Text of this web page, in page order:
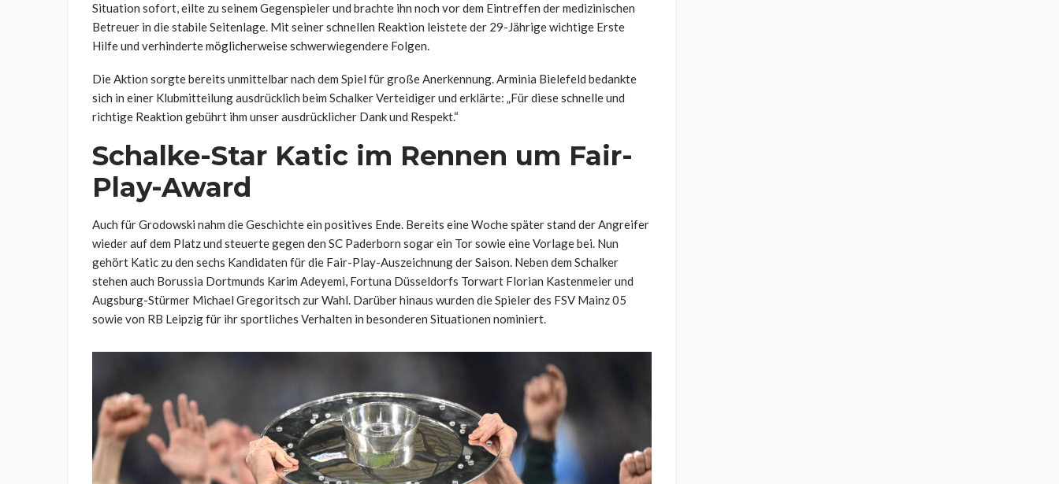
Situation sofort, eilte zu seinem Gegenspieler und brachte ihn noch vor dem Eintreffen der medizinischen
Betreuer in die stabile Seitenlage. Mit seiner schnellen Reaktion leistete der 29-Jährige wichtige Erste
Hilfe und verhinderte möglicherweise schwerwiegendere Folgen.
Die Aktion sorgte bereits unmittelbar nach dem Spiel für große Anerkennung. Arminia Bielefeld bedankte
sich in einer Klubmitteilung ausdrücklich beim Schalker Verteidiger und erklärte: „Für diese schnelle und
richtige Reaktion gebührt ihm unser ausdrücklicher Dank und Respekt.“
Schalke-Star Katic im Rennen um Fair-
Play-Award
Auch für Grodowski nahm die Geschichte ein positives Ende. Bereits eine Woche später stand der Angreifer
wieder auf dem Platz und steuerte gegen den SC Paderborn sogar ein Tor sowie eine Vorlage bei. Nun
gehört Katic zu den sechs Kandidaten für die Fair-Play-Auszeichnung der Saison. Neben dem Schalker
stehen auch Borussia Dortmunds Karim Adeyemi, Fortuna Düsseldorfs Torwart Florian Kastenmeier und
Augsburg-Stürmer Michael Gregoritsch zur Wahl. Darüber hinaus wurden die Spieler des FSV Mainz 05
sowie von RB Leipzig für ihr sportliches Verhalten in besonderen Situationen nominiert.